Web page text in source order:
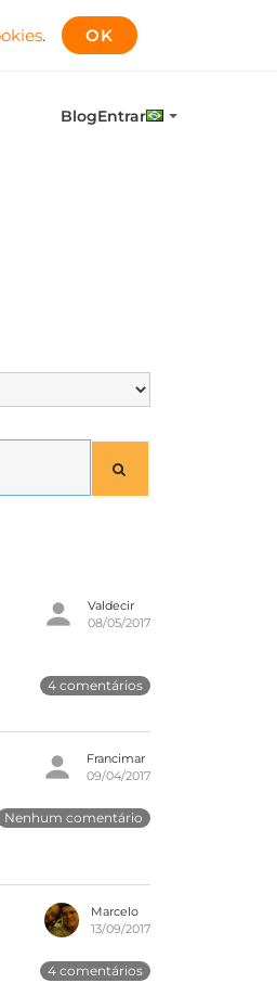
. OK
BlogEntrar
Valdecir
08/05/2017
4 comentários
Francimar
09/04/2017
Nenhum comentário
Marcelo
13/09/2017
4 comentários